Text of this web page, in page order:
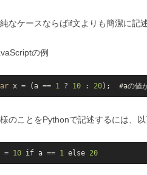
なケースならばif文よりも簡潔に記
の例
x = (a == 1 ? 10 : 20);  #aの値
のことをPythonで記述するには、
= 10 if a == 1 else 20